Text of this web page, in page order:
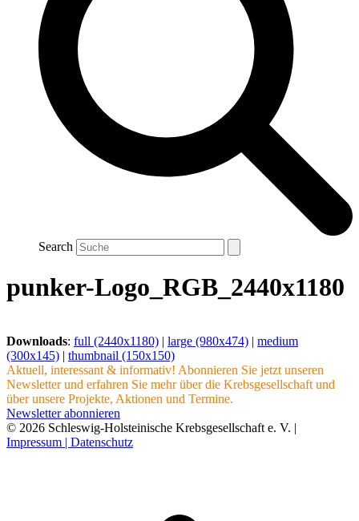
Search
punker-Logo_RGB_2440x1180
Downloads: full (2440x1180) | large (980x474) | medium
(300x145) | thumbnail (150x150)
Aktuell, interessant & informativ! Abonnieren Sie jetzt unseren
Newsletter und erfahren Sie mehr über die Krebsgesellschaft und
über unsere Projekte, Aktionen und Termine.
Newsletter abonnieren
© 2026 Schleswig-Holsteinische Krebsgesellschaft e. V. |
Impressum | Datenschutz